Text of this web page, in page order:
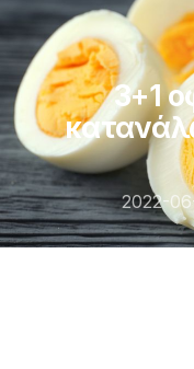
3+1
2022-